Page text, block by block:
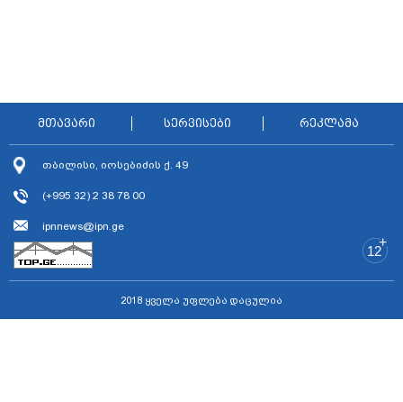
მთავარი სერვისები რეკლამა
თბილისი, იოსებიძის ქ. 49
(+995 32) 2 38 78 00
ipnnews@ipn.ge
+
12
2018 ყველა უფლება დაცულია